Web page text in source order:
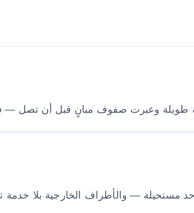
طويلة وعبرت صفوف مبانٍ قبل أن تصل —
مستحيلة — والأطراف الخارجية بلا خدمة